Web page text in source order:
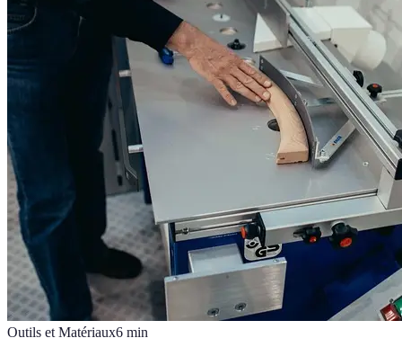
Outils et Matériaux6 min